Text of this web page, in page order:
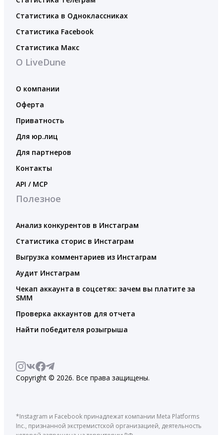
Статистика в Одноклассниках
Статистика Facebook
Статистика Макс
О LiveDune
О компании
Оферта
Приватность
Для юр.лиц
Для партнеров
Контакты
API / MCP
Полезное
Анализ конкурентов в Инстаграм
Статистика сторис в Инстаграм
Выгрузка комментариев из Инстаграм
Аудит Инстаграм
Чекап аккаунта в соцсетях: зачем вы платите за
SMM
Проверка аккаунтов для отчета
Найти победителя розыгрыша
Copyright © 2026. Все права защищены.
*Instagram и Facebook принадлежат компании Meta Platforms
Inc., признанной экстремистской организацией, деятельность